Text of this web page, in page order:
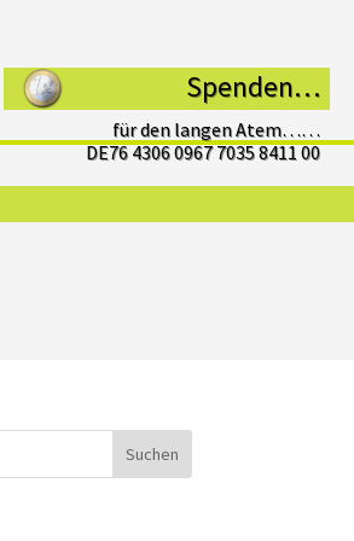
Spenden…
für den langen Atem……
DE76 4306 0967 7035 8411 00
Suchen